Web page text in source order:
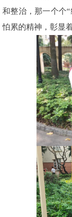
和整治，那一个个
怕累的精神，彰显